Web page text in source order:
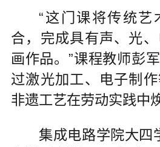
“这门课将传统艺
合，完成具有声、光
画作品。”课程教师彭
过激光加工、电子制
非遗工艺在劳动实践中
集成电路学院大四